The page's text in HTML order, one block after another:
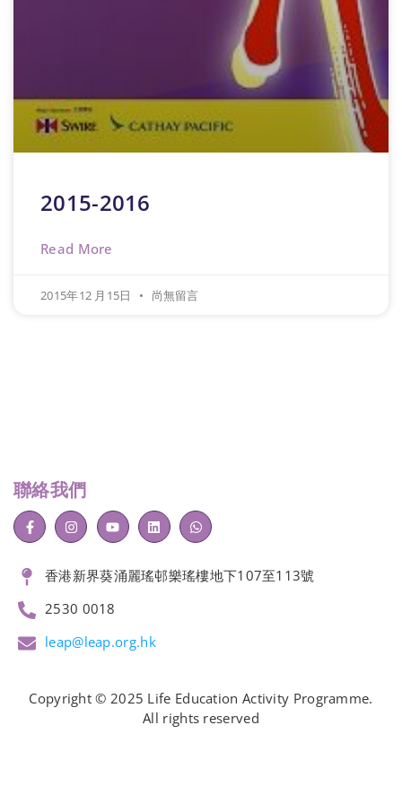
2015-2016
Read More
2015年12 月15日 尚無留言
聯絡我們
香港新界葵涌麗瑤邨樂瑤樓地下107至113號
2530 0018
leap@leap.org.hk
Copyright © 2025 Life Education Activity Programme.
All rights reserved